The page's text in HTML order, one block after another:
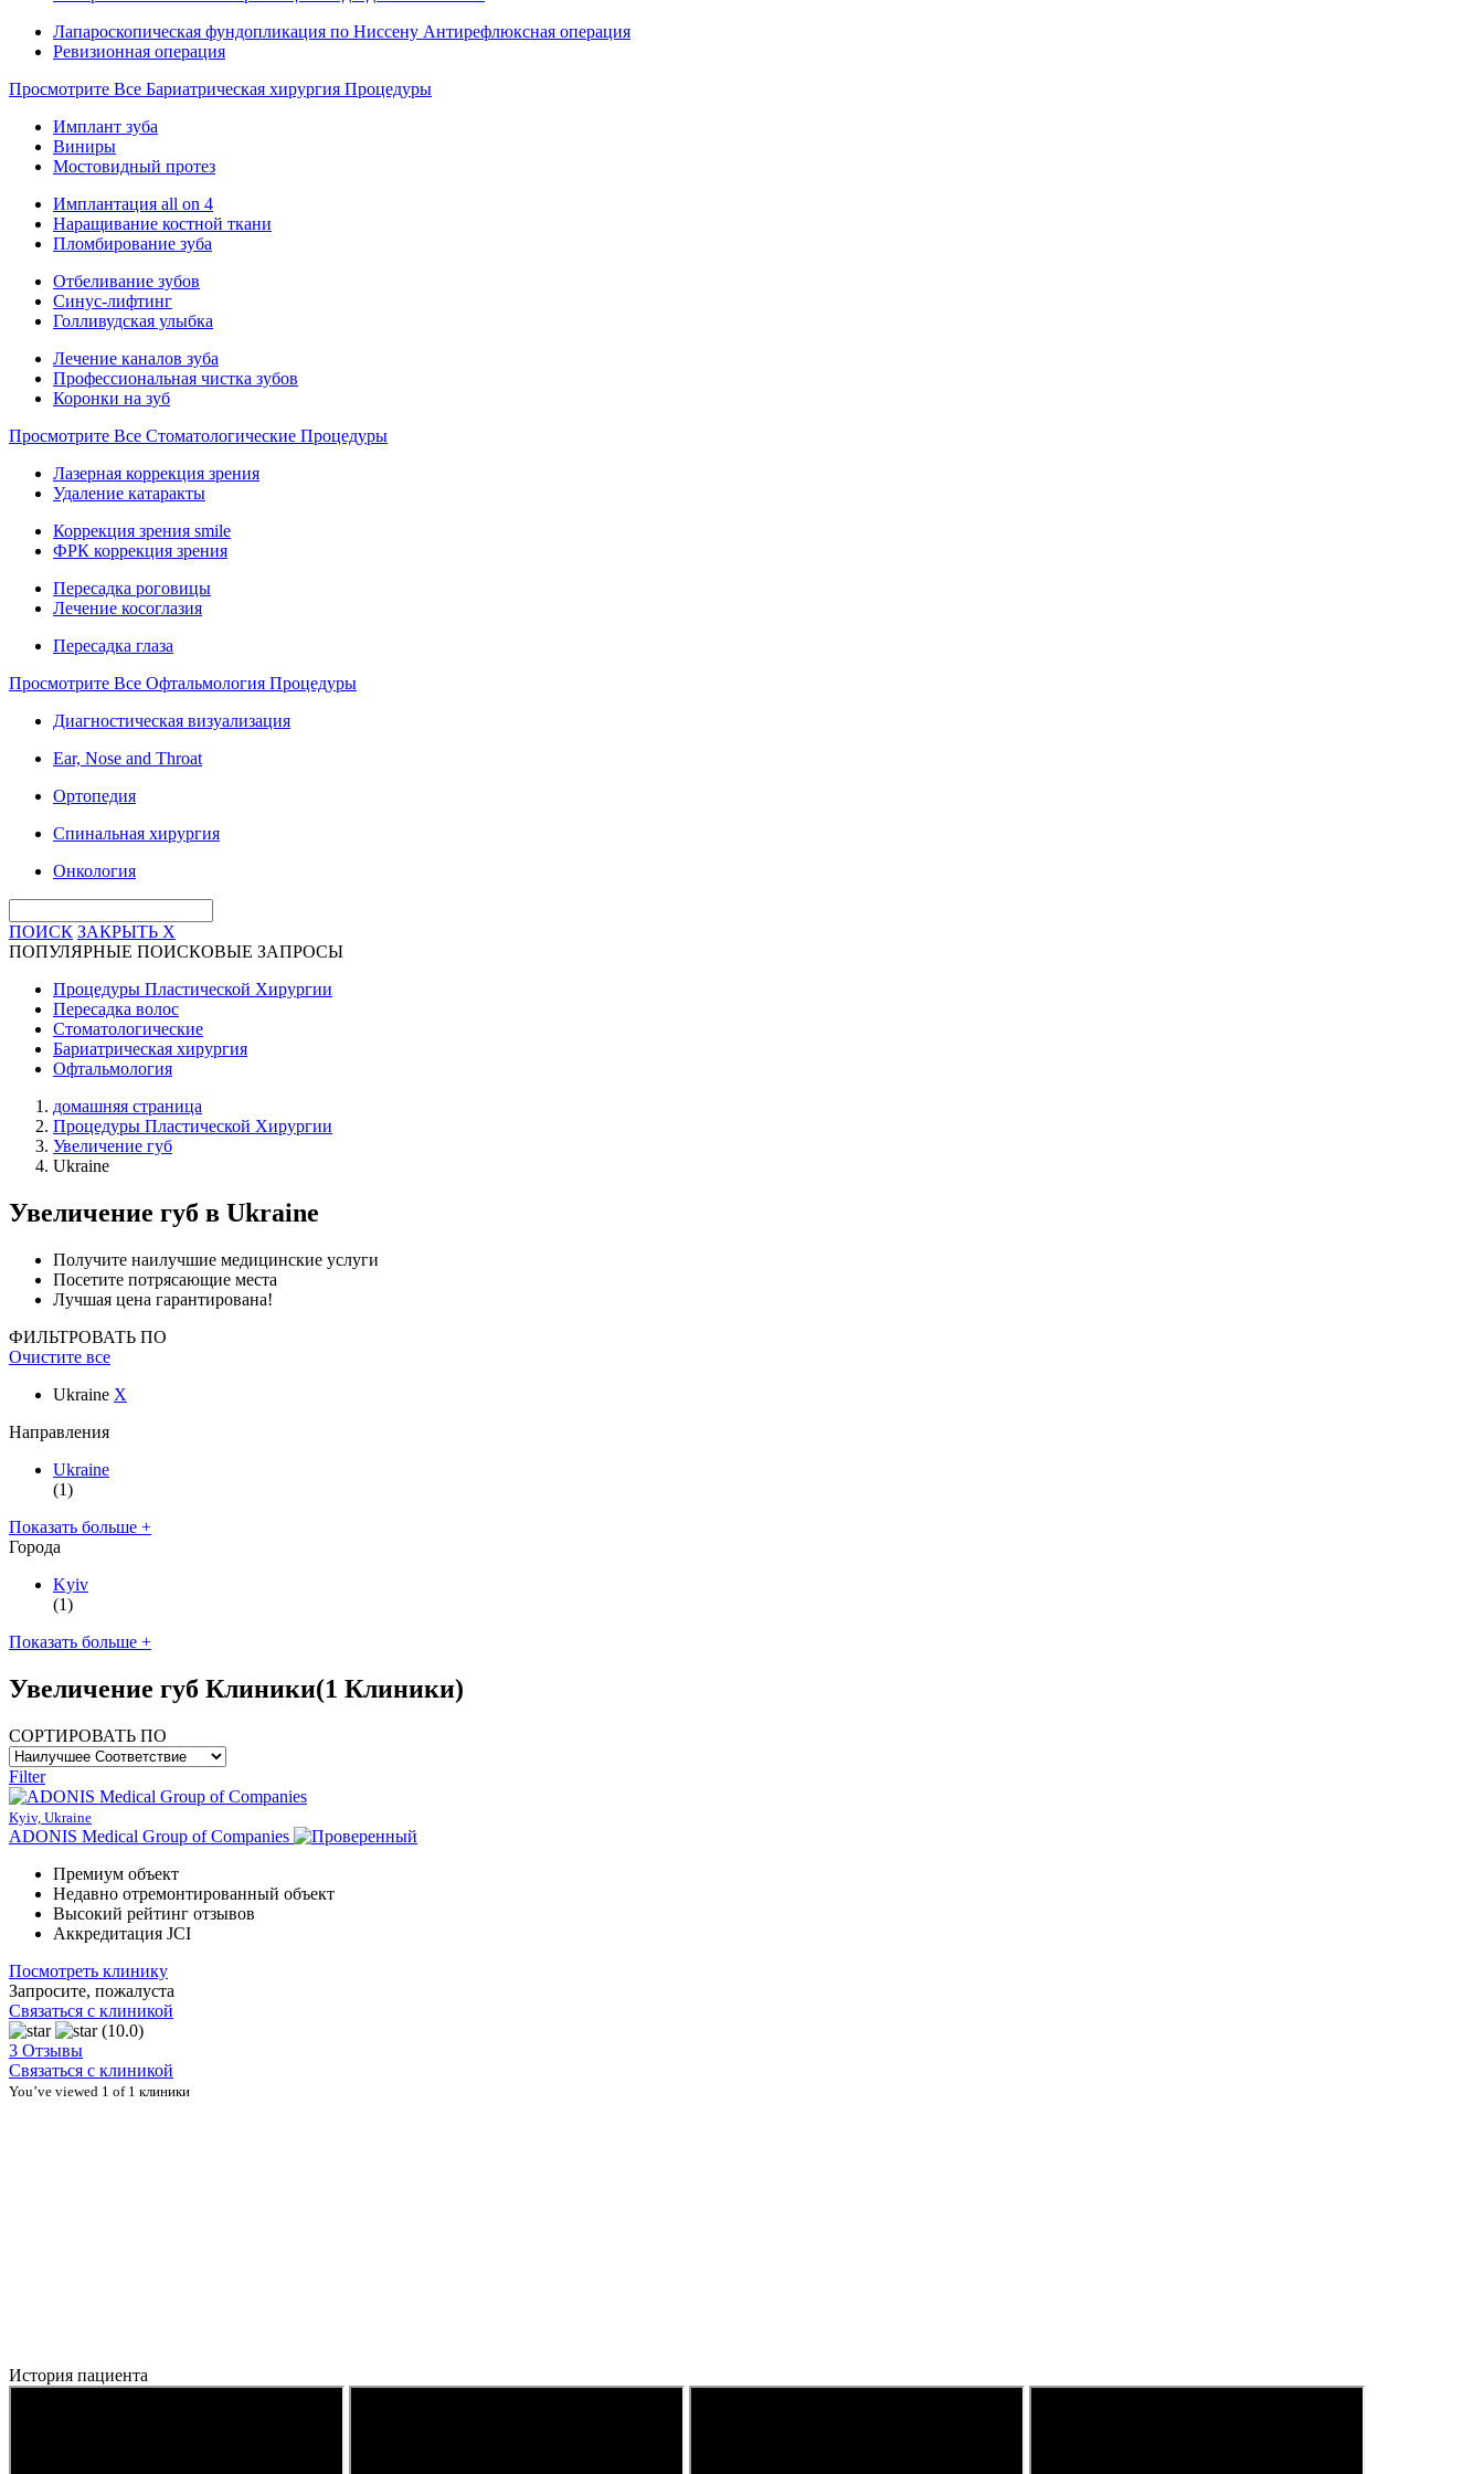
Лапароскопическая фундопликация по Ниссену Антирефлюксная операция
Ревизионная операция
Просмотрите Все Бариатрическая хирургия Процедуры
Имплант зуба
Виниры
Мостовидный протез
Имплантация all on 4
Наращивание костной ткани
Пломбирование зуба
Отбеливание зубов
Синус-лифтинг
Голливудская улыбка
Лечение каналов зуба
Профессиональная чистка зубов
Коронки на зуб
Просмотрите Все Стоматологические Процедуры
Лазерная коррекция зрения
Удаление катаракты
Коррекция зрения smile
ФРК коррекция зрения
Пересадка роговицы
Лечение косоглазия
Пересадка глаза
Просмотрите Все Офтальмология Процедуры
Диагностическая визуализация
Ear, Nose and Throat
Ортопедия
Спинальная хирургия
Онкология
ПОИСК ЗАКРЫТЬ X
ПОПУЛЯРНЫЕ ПОИСКОВЫЕ ЗАПРОСЫ
Процедуры Пластической Хирургии
Пересадка волос
Стоматологические
Бариатрическая хирургия
Офтальмология
домашняя страница
Процедуры Пластической Хирургии
Увеличение губ
Ukraine
Увеличение губ в Ukraine
Получите наилучшие медицинские услуги
Посетите потрясающие места
Лучшая цена гарантирована!
ФИЛЬТРОВАТЬ ПО
Очистите все
Ukraine X
Направления
Ukraine
(1)
Показать больше +
Города
Kyiv
(1)
Показать больше +
Увеличение губ Клиники(1 Клиники)
СОРТИРОВАТЬ ПО
Filter
Kyiv, Ukraine
ADONIS Medical Group of Companies
Премиум объект
Недавно отремонтированный объект
Высокий рейтинг отзывов
Аккредитация JCI
Посмотреть клинику
Запросите, пожалуста
Связаться с клиникой
(10.0)
3 Отзывы
Связаться с клиникой
You’ve viewed 1 of 1 клиники
История пациента